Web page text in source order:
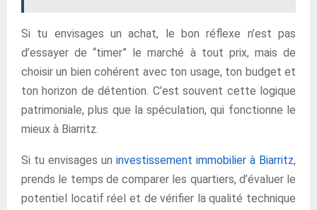
Si tu envisages un achat, le bon réflexe n’est pas
d’essayer de “timer” le marché à tout prix, mais de
choisir un bien cohérent avec ton usage, ton budget et
ton horizon de détention. C’est souvent cette logique
patrimoniale, plus que la spéculation, qui fonctionne le
mieux à Biarritz.
Si tu envisages un investissement immobilier à Biarritz,
prends le temps de comparer les quartiers, d’évaluer le
potentiel locatif réel et de vérifier la qualité technique